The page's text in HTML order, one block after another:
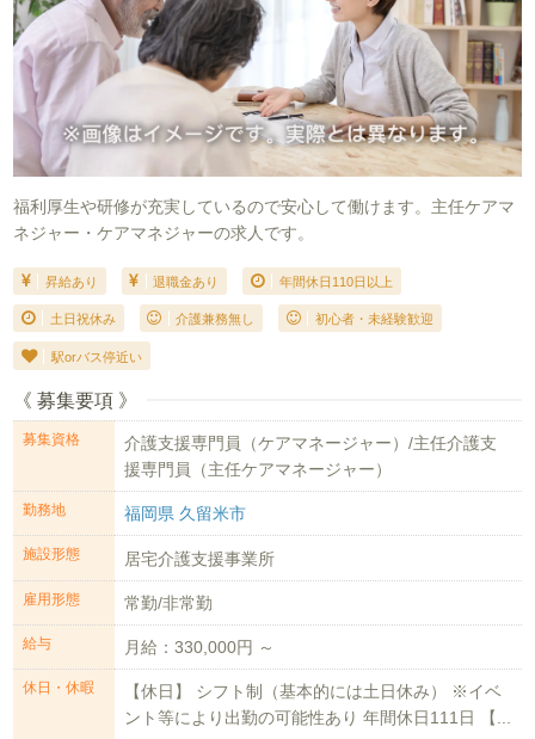
福利厚生や研修が充実しているので安心して働けます。主任ケアマ
ネジャー・ケアマネジャーの求人です。
昇給あり 退職金あり 年間休日110日以上
土日祝休み 介護兼務無し 初心者・未経験歓迎
駅orバス停近い
《 募集要項 》
募集資格
介護支援専門員（ケアマネージャー）/主任介護支
援専門員（主任ケアマネージャー）
勤務地 福岡県 久留米市
施設形態 居宅介護支援事業所
雇用形態 常勤/非常勤
給与 月給：330,000円 ～
休日・休暇
【休日】 シフト制（基本的には土日休み） ※イベ
ント等により出勤の可能性あり 年間休日111日 【...